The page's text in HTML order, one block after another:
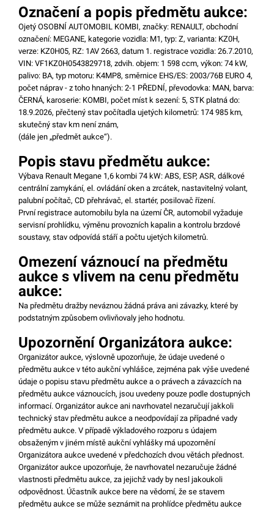
Označení a popis předmětu aukce:
Ojetý OSOBNÍ AUTOMOBIL KOMBI, značky: RENAULT, obchodní
označení: MEGANE, kategorie vozidla: M1, typ: Z, varianta: KZ0H,
verze: KZ0H05, RZ: 1AV 2663, datum 1. registrace vozidla: 26.7.2010,
VIN: VF1KZ0H0543829718, zdvih. objem: 1 598 ccm, výkon: 74 kW,
palivo: BA, typ motoru: K4MP8, směrnice EHS/ES: 2003/76B EURO 4,
počet náprav - z toho hnaných: 2-1 PŘEDNÍ, převodovka: MAN, barva:
ČERNÁ, karoserie: KOMBI, počet míst k sezení: 5, STK platná do:
18.9.2026, přečtený stav počítadla ujetých kilometrů: 174 985 km,
skutečný stav km není znám,
(dále jen „předmět aukce“).
Popis stavu předmětu aukce:
Výbava Renault Megane 1,6 kombi 74 kW: ABS, ESP, ASR, dálkové
centrální zamykání, el. ovládání oken a zrcátek, nastavitelný volant,
palubní počítač, CD přehrávač, el. startér, posilovač řízení.
První registrace automobilu byla na území ČR, automobil vyžaduje
servisní prohlídku, výměnu provozních kapalin a kontrolu brzdové
soustavy, stav odpovídá stáří a počtu ujetých kilometrů.
Omezení váznoucí na předmětu
aukce s vlivem na cenu předmětu
aukce:
Na předmětu dražby neváznou žádná práva ani závazky, které by
podstatným způsobem ovlivňovaly jeho hodnotu.
Upozornění Organizátora aukce:
Organizátor aukce, výslovně upozorňuje, že údaje uvedené o
předmětu aukce v této aukční vyhlášce, zejména pak výše uvedené
údaje o popisu stavu předmětu aukce a o právech a závazcích na
předmětu aukce váznoucích, jsou uvedeny pouze podle dostupných
informací. Organizátor aukce ani navrhovatel nezaručují jakkoli
technický stav předmětu aukce a neodpovídají za případné vady
předmětu aukce. V případě výkladového rozporu s údajem
obsaženým v jiném místě aukční vyhlášky má upozornění
Organizátora aukce uvedené v předchozích dvou větách přednost.
Organizátor aukce upozorňuje, že navrhovatel nezaručuje žádné
vlastnosti předmětu aukce, za jejichž vady by nesl jakoukoli
odpovědnost. Účastník aukce bere na vědomí, že se stavem
předmětu aukce se může seznámit na prohlídce předmětu aukce